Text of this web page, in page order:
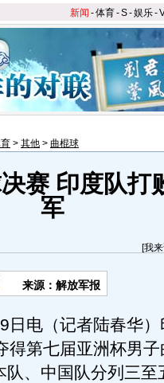
新闻 -体育-S-娱乐-
> 其他 > 曲棍球
赛 印度队打
军
[我
来源：解放军报
电（记者陆春华）
得第七届亚洲杯男
、中国队分列三至